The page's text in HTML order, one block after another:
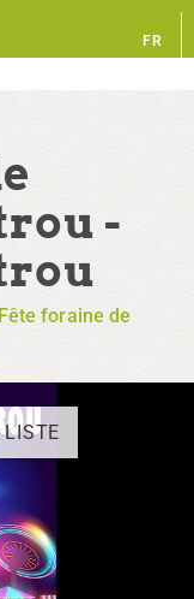
FR
-
Fête foraine de